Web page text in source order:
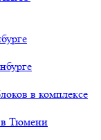
в комплексе
в Тюмени